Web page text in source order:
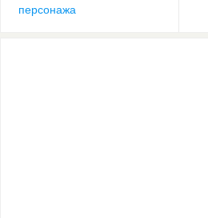
персонажа